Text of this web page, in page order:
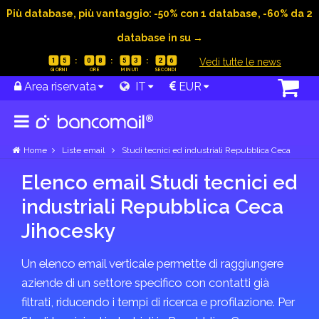
Più database, più vantaggio: -50% con 1 database, -60% da 2
database in su →
1 5 0 8 5 3 2 6 Vedi tutte le news
Area riservata IT EUR
Home Liste email Studi tecnici ed industriali Repubblica Ceca
Elenco email Studi tecnici ed
industriali Repubblica Ceca
Jihocesky
Un elenco email verticale permette di raggiungere
aziende di un settore specifico con contatti già
filtrati, riducendo i tempi di ricerca e profilazione. Per